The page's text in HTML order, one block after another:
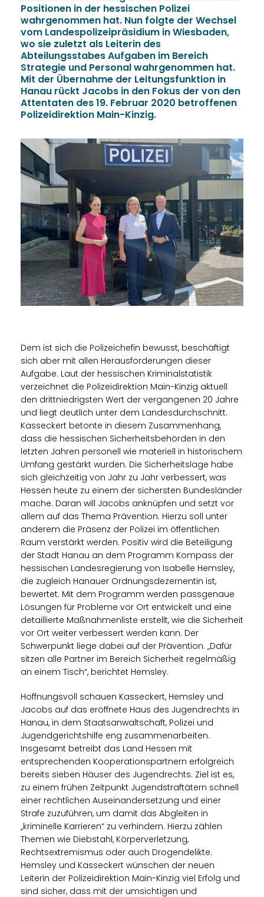
Positionen in der hessischen Polizei
wahrgenommen hat. Nun folgte der Wechsel
vom Landespolizeipräsidium in Wiesbaden,
wo sie zuletzt als Leiterin des
Abteilungsstabes Aufgaben im Bereich
Strategie und Personal wahrgenommen hat.
Mit der Übernahme der Leitungsfunktion in
Hanau rückt Jacobs in den Fokus der von den
Attentaten des 19. Februar 2020 betroffenen
Polizeidirektion Main-Kinzig.
Dem ist sich die Polizeichefin bewusst, beschäftigt
sich aber mit allen Herausforderungen dieser
Aufgabe. Laut der hessischen Kriminalstatistik
verzeichnet die Polizeidirektion Main-Kinzig aktuell
den drittniedrigsten Wert der vergangenen 20 Jahre
und liegt deutlich unter dem Landesdurchschnitt.
Kasseckert betonte in diesem Zusammenhang,
dass die hessischen Sicherheitsbehörden in den
letzten Jahren personell wie materiell in historischem
Umfang gestärkt wurden. Die Sicherheitslage habe
sich gleichzeitig von Jahr zu Jahr verbessert, was
Hessen heute zu einem der sichersten Bundesländer
mache. Daran will Jacobs anknüpfen und setzt vor
allem auf das Thema Prävention. Hierzu soll unter
anderem die Präsenz der Polizei im öffentlichen
Raum verstärkt werden. Positiv wird die Beteiligung
der Stadt Hanau an dem Programm Kompass der
hessischen Landesregierung von Isabelle Hemsley,
die zugleich Hanauer Ordnungsdezernentin ist,
bewertet. Mit dem Programm werden passgenaue
Lösungen für Probleme vor Ort entwickelt und eine
detaillierte Maßnahmenliste erstellt, wie die Sicherheit
vor Ort weiter verbessert werden kann. Der
Schwerpunkt liege dabei auf der Prävention. „Dafür
sitzen alle Partner im Bereich Sicherheit regelmäßig
an einem Tisch“, berichtet Hemsley.
Hoffnungsvoll schauen Kasseckert, Hemsley und
Jacobs auf das eröffnete Haus des Jugendrechts in
Hanau, in dem Staatsanwaltschaft, Polizei und
Jugendgerichtshilfe eng zusammenarbeiten.
Insgesamt betreibt das Land Hessen mit
entsprechenden Kooperationspartnern erfolgreich
bereits sieben Häuser des Jugendrechts. Ziel ist es,
zu einem frühen Zeitpunkt Jugendstraftätern schnell
einer rechtlichen Auseinandersetzung und einer
Strafe zuzuführen, um damit das Abgleiten in
kriminelle Karrieren“ zu verhindern. Hierzu zählen
Themen wie Diebstahl, Körperverletzung,
Rechtsextremismus oder auch Drogendelikte.
Hemsley und Kasseckert wünschen der neuen
Leiterin der Polizeidirektion Main-Kinzig viel Erfolg und
sind sicher, dass mit der umsichtigen und